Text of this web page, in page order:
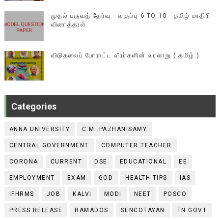
முதல் பருவத் தேர்வு - வகுப்பு 6 TO 10 - தமிழ் மாதிரி
வினாத்தாள்
விடுதலைப் போராட்ட வீரர்களின் வரலாறு ( தமிழ் )
Categories
ANNA UNIVERSITY C.M .PAZHANISAMY
CENTRAL GOVERNMENT COMPUTER TEACHER
CORONA CURRENT DSE EDUCATIONAL EE
EMPLOYMENT EXAM GOD HEALTH TIPS IAS
IFHRMS JOB KALVI MODI NEET POSCO
PRESS RELEASE RAMADOS SENCOTAYAN TN GOVT